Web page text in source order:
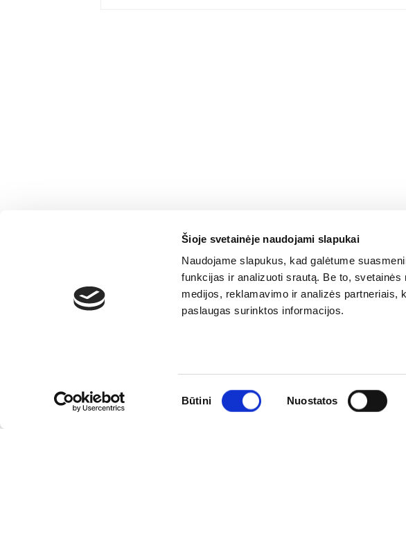
Šioje svetainėje naudojami slapukai
Naudojame slapukus, kad galėtume
funkcijas ir analizuoti srautą. Be to,
medijos, reklamavimo ir analizės partneriais,
paslaugas surinktos informacijos.
pasirinkimas
Būtini Nuostatos